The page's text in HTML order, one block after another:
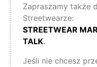
Zapraszamy także
Streetwearze:
STREETWEAR
TALK.
Jeśli nie chcesz